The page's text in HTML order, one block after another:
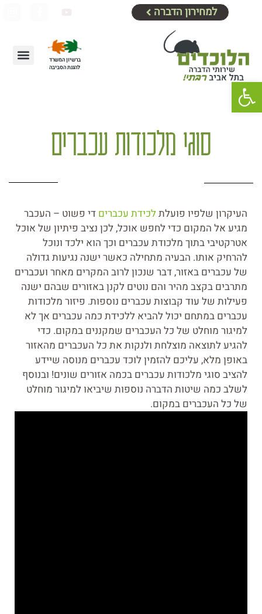
למחירון הדברה
ברשיון המשרד
להגנת הסביבה
סוגי מלכודות עכברים
העיקרון שלפיו פועלת לכידת עכברים די פשוט – העכבר
מגיע אל המקום כדי לחפש אוכל, לכן נציב פיתיון של אוכל
אטרקטיבי בתוך מלכודת עכברים וכך הוא ילכד ונוכל
להרחיק אותו. הבעיה מתחילה כאשר ישנה נגיעות גדולה
של עכברים באזור, דבר שנכון לרוב המקרים מאחר ועכברים
מתרבים בקצב מהיר והם נוטים לקנן באזורים שבהם ישנה
פעילות של עוד קבוצות עכברים נוספות. פיזור מלכודות
עכברים במתחם יכול להביא ללכידת כמה עכברים אך לא
למיגור מוחלט של כל העכברים שמקננים במקום. כדי
להגיע לתוצאה מוצלחת ולנקות את כל העכברים מהאזור
באופן מלא, עליכם להזמין לוכד עכברים מנוסה שיידע
להציב סוגי מלכודות עכברים בכמה אזורים שונים! ובנוסף
לשלב כמה שיטות הדברה נוספות שיביאו למיגור מוחלט
של כל העכברים במקום.
פתח סרגל נגישות